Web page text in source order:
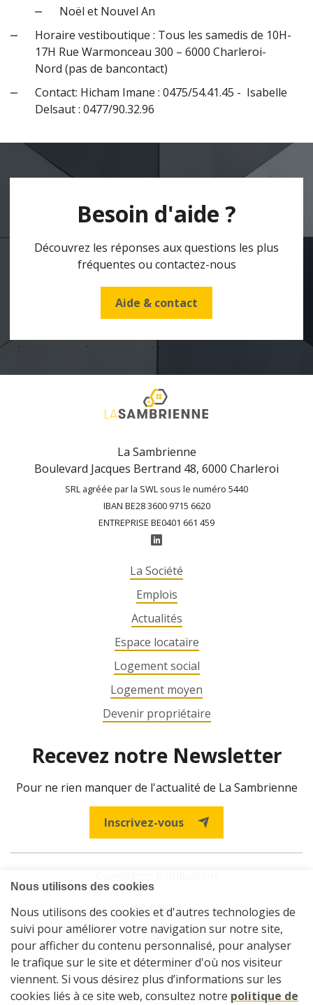
Noël et Nouvel An
Horaire vestiboutique : Tous les samedis de 10H-
17H Rue Warmonceau 300 – 6000 Charleroi-
Nord (pas de bancontact)
Contact: Hicham Imane : 0475/54.41.45 - Isabelle
Delsaut : 0477/90.32.96
Besoin d'aide ?
Découvrez les réponses aux questions les plus
fréquentes ou contactez-nous
Aide & contact
La Sambrienne
Boulevard Jacques Bertrand 48, 6000 Charleroi
SRL agréée par la SWL sous le numéro 5440
IBAN BE28 3600 9715 6620
ENTREPRISE BE0401 661 459
La Société
Emplois
Actualités
Espace locataire
Logement social
Logement moyen
Devenir propriétaire
Recevez notre Newsletter
Pour ne rien manquer de l'actualité de La Sambrienne
Inscrivez-vous
Vie privée
Cookies
Plan du site
Démarches en ligne